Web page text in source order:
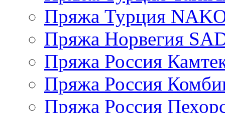
Пряжа Турция
Пряжа Норвегия
Пряжа Россия
Пряжа Россия
Пряжа Россия